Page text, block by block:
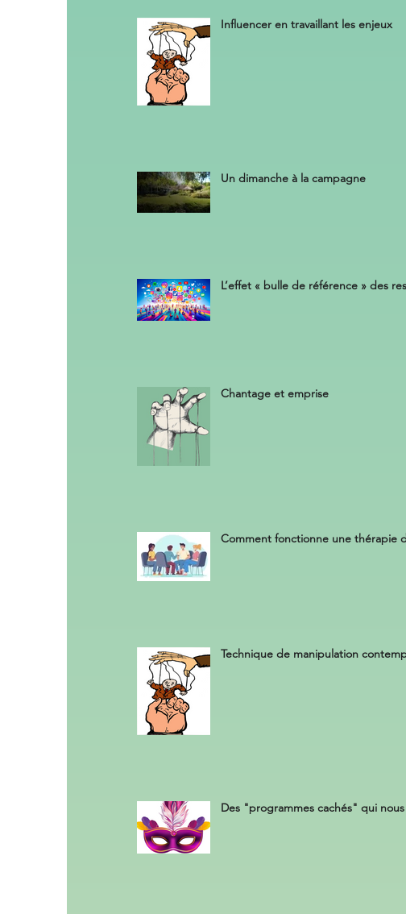
Influencer en travaillant les enjeux
Un dimanche à la campagne
L’effet « bulle de référence » des
Chantage et emprise
Comment fonctionne une thérapie
Technique de manipulation
Des "programmes cachés" qui